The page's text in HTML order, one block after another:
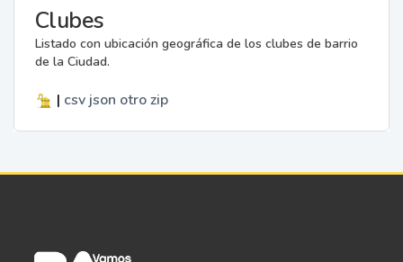
Clubes
Listado con ubicación geográfica de los clubes de barrio
de la Ciudad.
| csv json otro zip